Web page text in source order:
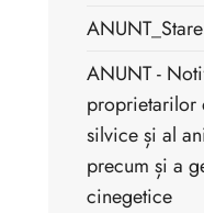
ANUNT -
proprietarilor
silvice și al
precum și a
cinegetice